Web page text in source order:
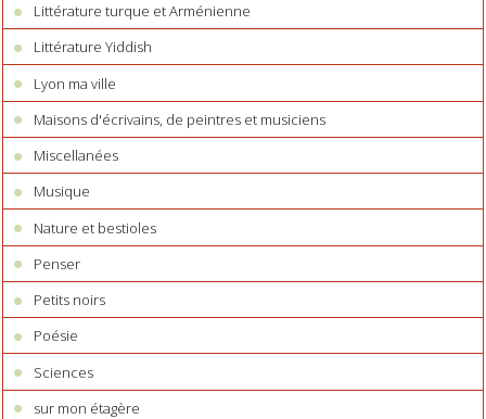
Littérature turque et Arménienne
Littérature Yiddish
Lyon ma ville
Maisons d'écrivains, de peintres et musiciens
Miscellanées
Musique
Nature et bestioles
Penser
Petits noirs
Poésie
Sciences
sur mon étagère